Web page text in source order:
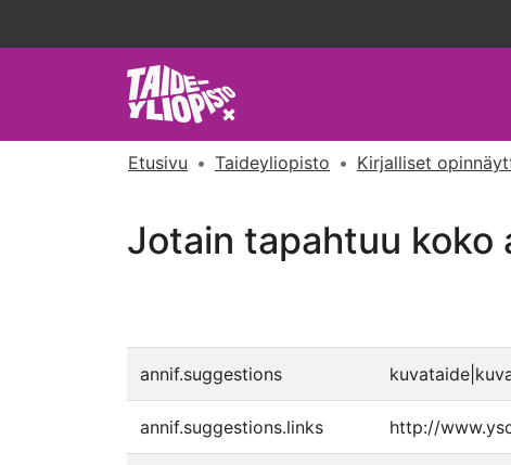
Etusivu Taideyliopisto
Jotain tapahtuu koko
annif.suggestions
annif.suggestions.links http://